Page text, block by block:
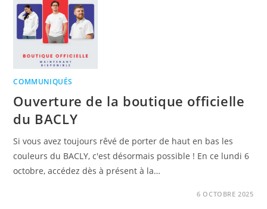
COMMUNIQUÉS
Ouverture de la boutique officielle
du BACLY
Si vous avez toujours rêvé de porter de haut en bas les
couleurs du BACLY, c'est désormais possible ! En ce lundi 6
octobre, accédez dès à présent à la…
6 OCTOBRE 2025